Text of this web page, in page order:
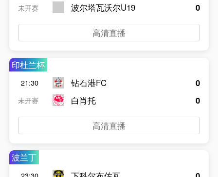
未开赛
波尔塔瓦沃尔U19
0
高清直播
印杜兰杯
21:30
未开赛
钻石港FC
白肖托
0
0
高清直播
波兰丁